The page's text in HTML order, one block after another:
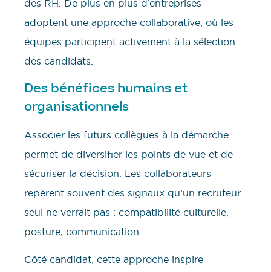
des RH. De plus en plus d’entreprises
adoptent une approche collaborative, où les
équipes participent activement à la sélection
des candidats.
Des bénéfices humains et
organisationnels
Associer les futurs collègues à la démarche
permet de diversifier les points de vue et de
sécuriser la décision. Les collaborateurs
repèrent souvent des signaux qu’un recruteur
seul ne verrait pas : compatibilité culturelle,
posture, communication.
Côté candidat, cette approche inspire